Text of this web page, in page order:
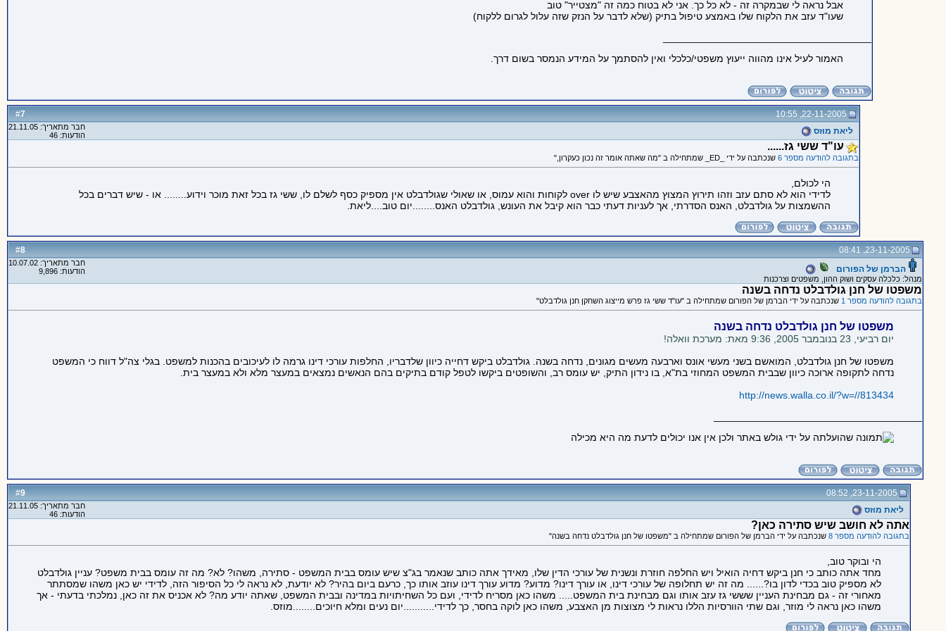
אבל נראה לי שבמקרה זה - לא כל כך. אני לא בטוח כמה זה "מצטייר" טוב
שעו"ד עזב את הלקוח שלו באמצע טיפול בתיק (שלא לדבר על הנזק שזה עלול לגרום ללקוח)
האמור לעיל אינו מהווה ייעוץ משפטי/כלכלי ואין להסתמך על המידע הנמסר בשום דרך.
#
7
22-11-2005, 10:55
ליאת מוזס
חבר מתאריך: 21.11.05
הודעות: 46
עו"ד ששי גז......
בתגובה להודעה מספר 6 שנכתבה על ידי _ED_ שמתחילה ב "מה שאתה אומר זה נכון כעקרון,"
הי לכולם,
לדידי הוא לא סתם עזב וזהו תירוץ המצוץ מהאצבע שיש לו over לקוחות והוא עמוס, או שאולי שגולדבלט אין מספיק כסף לשלם לו, ששי גז בכל זאת מוכר וידוע........ או - שיש דברים בכל
ההשמצות על גולדבלט, האנס הסדרתי, אך לעניות דעתי כבר הוא קיבל את העונש, גולדבלט האנס........יום טוב....ליאת.
#
8
23-11-2005, 08:41
הברמן של הפורום
מנהל: כלכלה עסקים ושוק ההון, משפטים וצרכנות
חבר מתאריך: 10.07.02
הודעות: 9,896
משפטו של חנן גולדבלט נדחה בשנה
בתגובה להודעה מספר 1 שנכתבה על ידי הברמן של הפורום שמתחילה ב "עו"ד ששי גז פרש מייצוג השחקן חנן גולדבלט"
משפטו של חנן גולדבלט נדחה בשנה
יום רביעי, 23 בנובמבר 2005, 9:36 מאת: מערכת וואלה!
משפטו של חנן גולדבלט, המואשם בשני מעשי אונס וארבעה מעשים מגונים, נדחה בשנה. גולדבלט ביקש דחייה כיוון שלדבריו, החלפות עורכי דינו גרמה לו לעיכובים בהכנות למשפט. בגלי צה"ל דווח כי המשפט
נדחה לתקופה ארוכה כיוון שבבית המשפט המחוזי בת"א, בו נידון התיק, יש עומס רב, והשופטים ביקשו לטפל קודם בתיקים בהם הנאשים נמצאים במעצר מלא ולא במעצר בית.
http://news.walla.co.il/?w=//813434
#
9
23-11-2005, 08:52
ליאת מוזס
חבר מתאריך: 21.11.05
הודעות: 46
אתה לא חושב שיש סתירה כאן?
בתגובה להודעה מספר 8 שנכתבה על ידי הברמן של הפורום שמתחילה ב "משפטו של חנן גולדבלט נדחה בשנה"
הי ובוקר טוב,
מחד אתה כותב כי חנן ביקש דחיה הואיל ויש החלפה חוזרת ונשנית של עורכי הדין שלו, מאידך אתה כותב שנאמר בג"צ שיש עומס בבית המשפט - סתירה, משהו? לא? מה זה עומס בבית משפט? עניין גולדבלט
לא מספיק טוב בכדי לדון בו?...... מה זה יש תחלופה של עורכי דינו, או עורך דינו? מדוע? מדוע עורך דינו עוזב אותו כך, כרעם ביום בהיר? לא יודעת, לא נראה לי כל הסיפור הזה, לדידי יש כאן משהו שמסתתר
מאחורי זה - גם מבחינת העניין שששי גז עזב אותו וגם מבחינת בית המשפט..... משהו כאן מסריח לדידי, ועם כל השחיתויות במדינה ובבית המשפט, שאתה יודע מה? לא אכניס את זה כאן, נמלכתי בדעתי - אך
משהו כאן נראה לי מוזר, וגם שתי הוורסיות הללו נראות לי מצוצות מן האצבע, משהו כאן לוקה בחסר, כך לדידי...........יום נעים ומלא חיוכים........מוזס.